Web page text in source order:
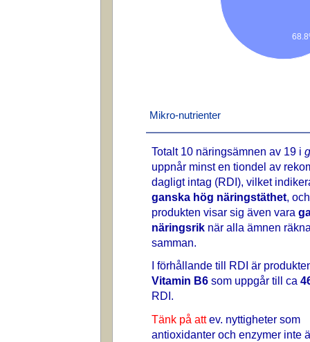
Mikro-nutrienter
Totalt 10 näringsämnen av 19 i
uppnår minst en tiondel av
dagligt intag (RDI), vilket
ganska hög näringstäthet, och
produkten visar sig även vara
näringsrik när alla ämnen
samman.
I förhållande till RDI är
Vitamin B6 som uppgår till ca
RDI.
Tänk på attev. nyttigheter som
antioxidanter och enzymer inte